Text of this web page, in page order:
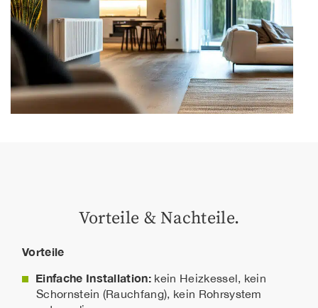
Vorteile & Nachteile.
Vorteile
Einfache Installation: kein Heizkessel, kein
Schornstein (Rauchfang), kein Rohrsystem